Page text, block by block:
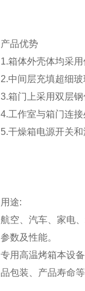
产品优势
1.箱体外壳体均采
2.中间层充填超细玻
3.箱门上采用双层
4.工作室与箱门连
5.干燥箱电源开关和
用途:
航空、汽车、家电
参数及性能。
专用高温烤箱本设
品包装、产品寿命